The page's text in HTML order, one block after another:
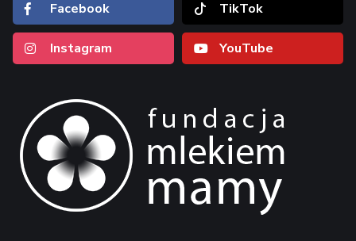
Facebook TikTok
Instagram YouTube